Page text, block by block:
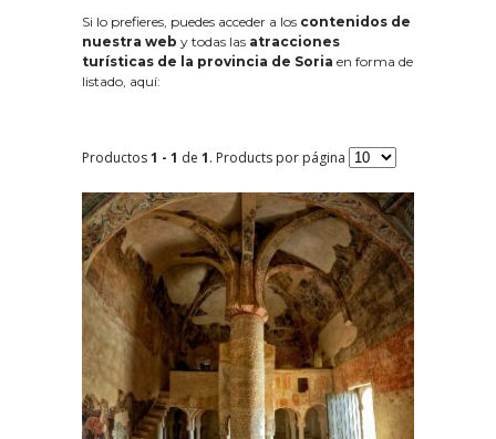
Si lo prefieres, puedes acceder a los contenidos de
nuestra web y todas las atracciones
turísticas de la provincia de Soria en forma de
listado, aquí:
Productos1 - 1 de 1. Products por página